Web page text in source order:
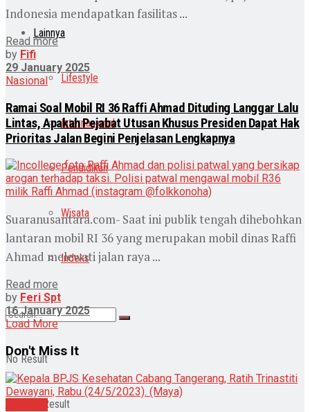
Lainnya
Lifestyle
Internasional
Pendidikan
Wisata
Indeks
No Result
View All Result
Indonesia mendapatkan fasilitas ...
Read more
by Fifi
29 January 2025
Nasional
Ramai Soal Mobil RI 36 Raffi Ahmad Dituding Langgar Lalu
Lintas, Apakah Pejabat Utusan Khusus Presiden Dapat Hak
Prioritas Jalan Begini Penjelasan Lengkapnya
Suaranusantara.com- Saat ini publik tengah dihebohkan
lantaran mobil RI 36 yang merupakan mobil dinas Raffi
Ahmad melewati jalan raya ...
Read more
by Feri Spt
16 January 2025
Load More
Don't Miss It